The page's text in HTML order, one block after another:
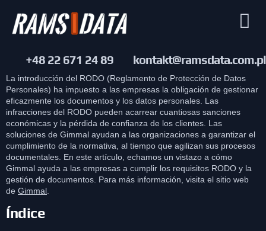
+48 22 671 24 89 kontakt@ramsdata.com.pl
La introducción del RODO (Reglamento de Protección de Datos
Personales) ha impuesto a las empresas la obligación de gestionar
eficazmente los documentos y los datos personales. Las
infracciones del RODO pueden acarrear cuantiosas sanciones
económicas y la pérdida de confianza de los clientes. Las
soluciones de Gimmal ayudan a las organizaciones a garantizar el
cumplimiento de la normativa, al tiempo que agilizan sus procesos
documentales. En este artículo, echamos un vistazo a cómo
Gimmal ayuda a las empresas a cumplir los requisitos RODO y la
gestión de documentos. Para más información, visita el sitio web
de Gimmal
Índice